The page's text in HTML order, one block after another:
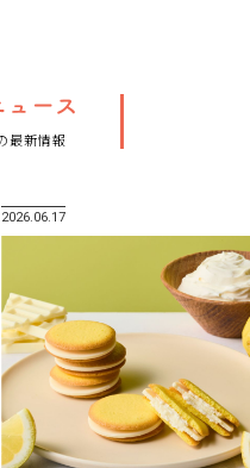
最新情報
2026.06.17